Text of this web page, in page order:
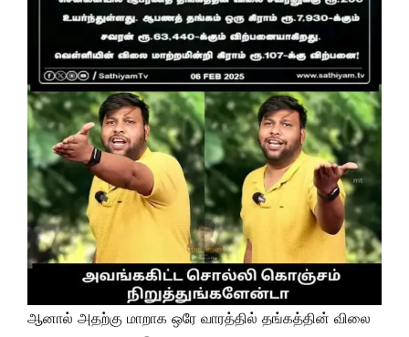
ஆனால் அதற்கு மாறாக ஒரே வாரத்தில் தங்கத்தின் விலை